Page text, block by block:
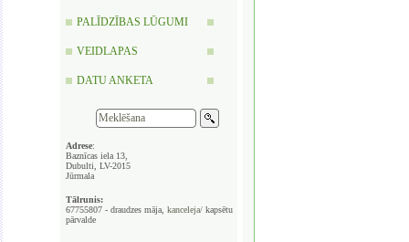
PALĪDZĪBAS LŪGUMI
VEIDLAPAS
DATU ANKETA
Adrese:
Baznīcas iela 13,
Dubulti, LV-2015
Jūrmala
Tālrunis:
67755807 - draudzes māja, kanceleja/ kapsētu
pārvalde